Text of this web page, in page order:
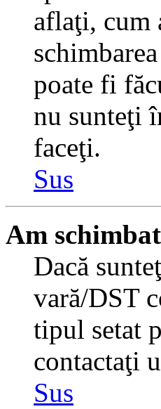
aflaţi, cum
poate fi
nu sunteţi
faceţi.
Sus
Am
Dacă
vară/DST
tipul setat
contactaţi
Sus